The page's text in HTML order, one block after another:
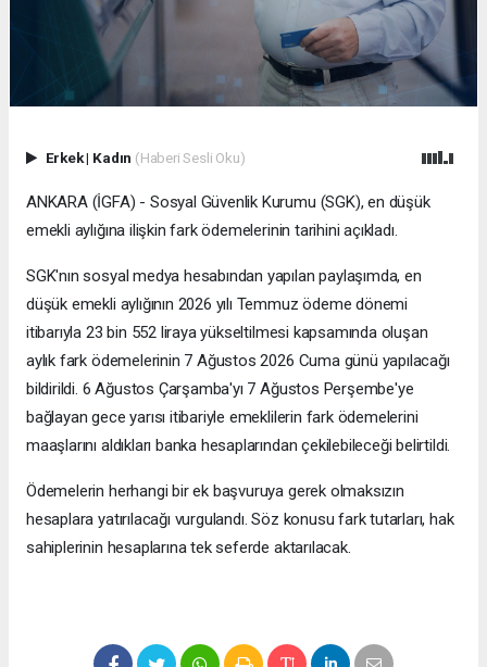
Erkek| Kadın (Haberi Sesli Oku)
ANKARA (İGFA) - Sosyal Güvenlik Kurumu (SGK), en düşük
emekli aylığına ilişkin fark ödemelerinin tarihini açıkladı.
SGK'nın sosyal medya hesabından yapılan paylaşımda, en
düşük emekli aylığının 2026 yılı Temmuz ödeme dönemi
itibarıyla 23 bin 552 liraya yükseltilmesi kapsamında oluşan
aylık fark ödemelerinin 7 Ağustos 2026 Cuma günü yapılacağı
bildirildi. 6 Ağustos Çarşamba'yı 7 Ağustos Perşembe'ye
bağlayan gece yarısı itibariyle emeklilerin fark ödemelerini
maaşlarını aldıkları banka hesaplarından çekilebileceği belirtildi.
Ödemelerin herhangi bir ek başvuruya gerek olmaksızın
hesaplara yatırılacağı vurgulandı. Söz konusu fark tutarları, hak
sahiplerinin hesaplarına tek seferde aktarılacak.